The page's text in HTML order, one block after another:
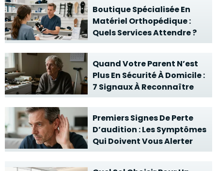
Boutique Spécialisée En
Matériel Orthopédique :
Quels Services Attendre ?
Quand Votre Parent N’est
Plus En Sécurité À Domicile :
7 Signaux À Reconnaître
Premiers Signes De Perte
D’audition : Les Symptômes
Qui Doivent Vous Alerter